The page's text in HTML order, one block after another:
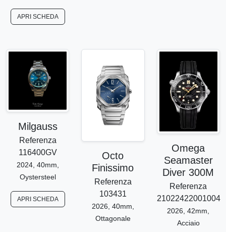
APRI SCHEDA
Milgauss
Referenza
116400GV
2024, 40mm,
Oystersteel
APRI SCHEDA
Octo
Finissimo
Referenza
103431
2026, 40mm,
Ottagonale
Omega
Seamaster
Diver 300M
Referenza
21022422001004
2026, 42mm,
Acciaio